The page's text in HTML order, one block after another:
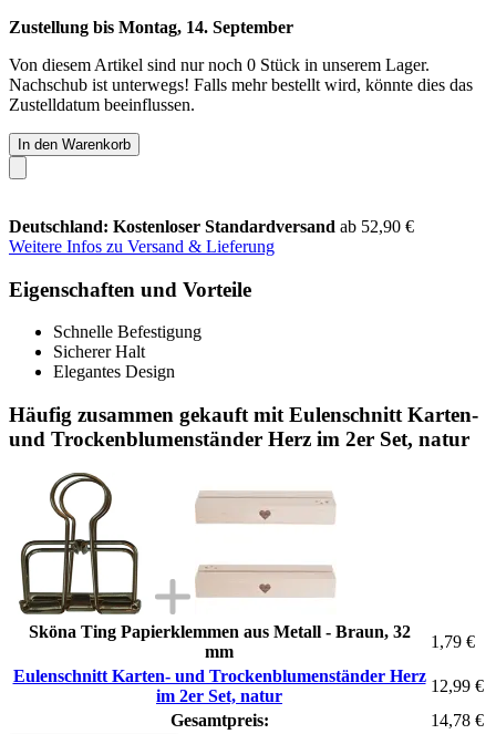
Zustellung bis Montag, 14. September
Von diesem Artikel sind nur noch 0 Stück in unserem Lager.
Nachschub ist unterwegs! Falls mehr bestellt wird, könnte dies das
Zustelldatum beeinflussen.
In den Warenkorb
Deutschland: Kostenloser Standardversand ab 52,90 €
Weitere Infos zu Versand & Lieferung
Eigenschaften und Vorteile
Schnelle Befestigung
Sicherer Halt
Elegantes Design
Häufig zusammen gekauft mit Eulenschnitt Karten-
und Trockenblumenständer Herz im 2er Set, natur
Sköna Ting Papierklemmen aus Metall - Braun, 32
mm
1,79 €
Eulenschnitt Karten- und Trockenblumenständer Herz
im 2er Set, natur
12,99 €
Gesamtpreis:
14,78 €